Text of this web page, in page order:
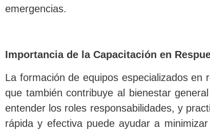
emergencias.
Importancia de la Capacitación en
La formación de equipos especializados
que también contribuye al bienestar
entender los roles responsabilidades, y
rápida y efectiva puede ayudar a